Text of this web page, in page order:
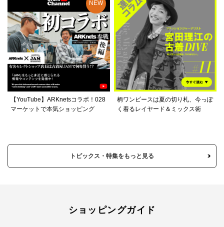
【YouTube】ARKnetsコラボ！028
マーケットで本気ショッピング
柄ワンピースは夏の切り札、今っぽ
く着るレイヤード＆ミックス術
トピックス・特集をもっと見る
ショッピングガイド